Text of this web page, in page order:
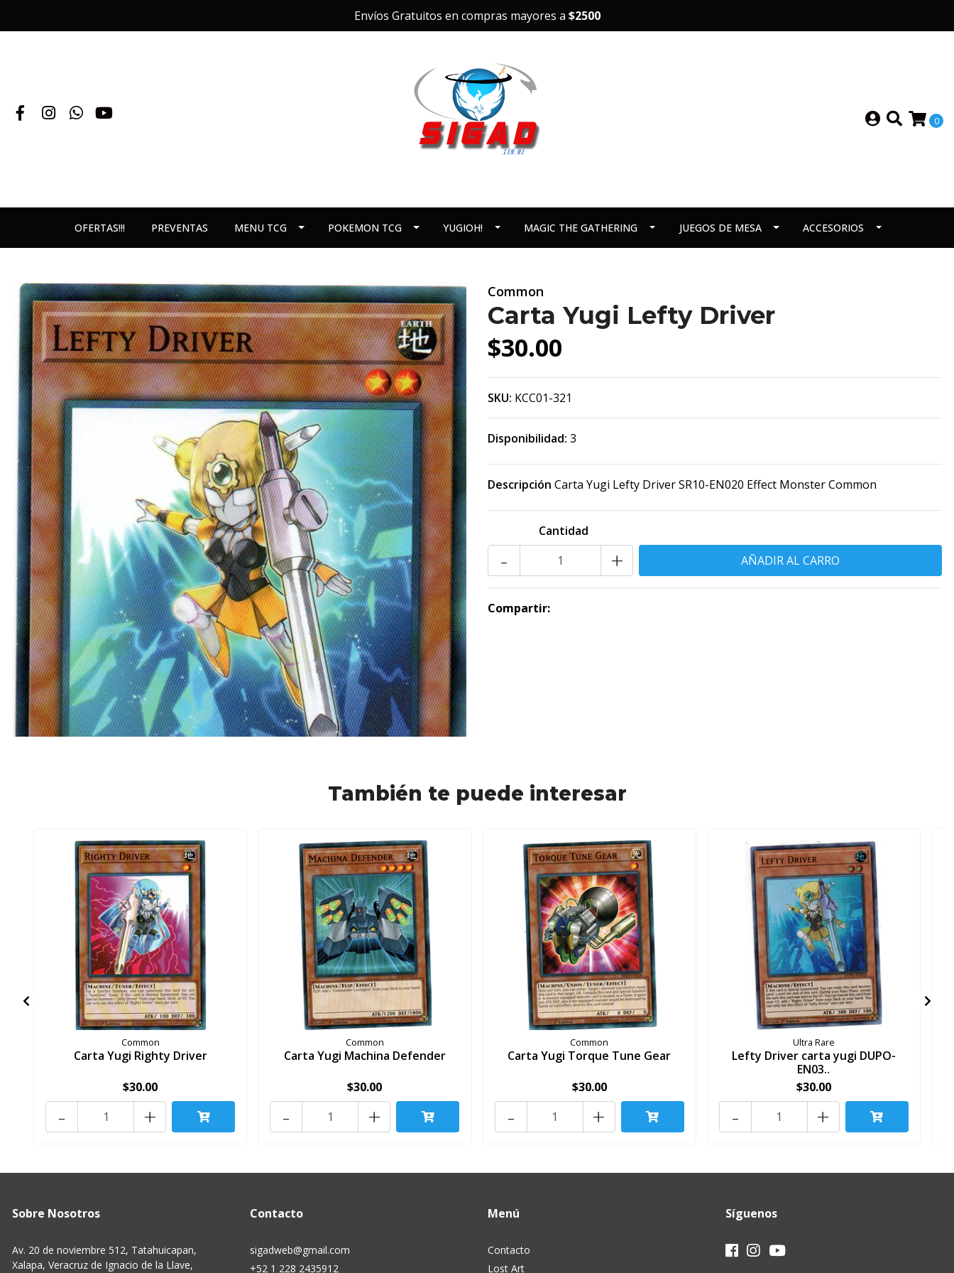
Envíos Gratuitos en compras mayores a $2500
0
OFERTAS!!! PREVENTAS MENU TCG POKEMON TCG YUGIOH! MAGIC THE GATHERING JUEGOS DE MESA ACCESORIOS
Common
Carta Yugi Lefty Driver
$30.00
SKU: KCC01-321
Disponibilidad: 3
Descripción Carta Yugi Lefty Driver SR10-EN020 Effect Monster Common
Cantidad
+
-
Compartir:
También te puede interesar
Common
Carta Yugi Righty Driver
$30.00
+
-
Common
Carta Yugi Machina Defender
$30.00
+
-
Common
Carta Yugi Torque Tune Gear
$30.00
+
-
Ultra Rare
Lefty Driver carta yugi DUPO-
EN03..
$30.00
+
-
Sobre Nosotros
Av. 20 de noviembre 512, Tatahuicapan,
Xalapa, Veracruz de Ignacio de la Llave,
Contacto
sigadweb@gmail.com
+52 1 228 2435912
Menú
Contacto
Lost Art
Síguenos